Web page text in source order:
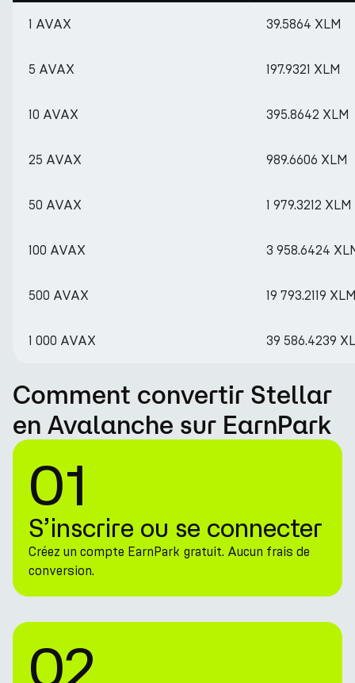
1 AVAX 39.5864 XLM
5 AVAX 197.9321 XLM
10 AVAX 395.8642 XLM
25 AVAX 989.6606 XLM
50 AVAX 1 979.3212 XLM
100 AVAX 3 958.6424
500 AVAX 19 793.2119
1 000 AVAX 39 586.4239
Comment convertir Stellar
en Avalanche sur EarnPark
01
S’inscrire ou se connecter
Créez un compte EarnPark gratuit. Aucun frais de
conversion.
02